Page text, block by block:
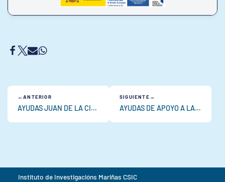
ANTERIOR
AYUDAS JUAN DE LA CIERVA-INCORPORACION 2020
SIGUIENTE
AYUDAS DE APOYO A LA ETAPA PREDOCTORAL EN LAS UNIVERSIDADES DEL SISTEMA UNIVERSITARIO GALLEGO_2019
Instituto de Investigacións Mariñas CSIC